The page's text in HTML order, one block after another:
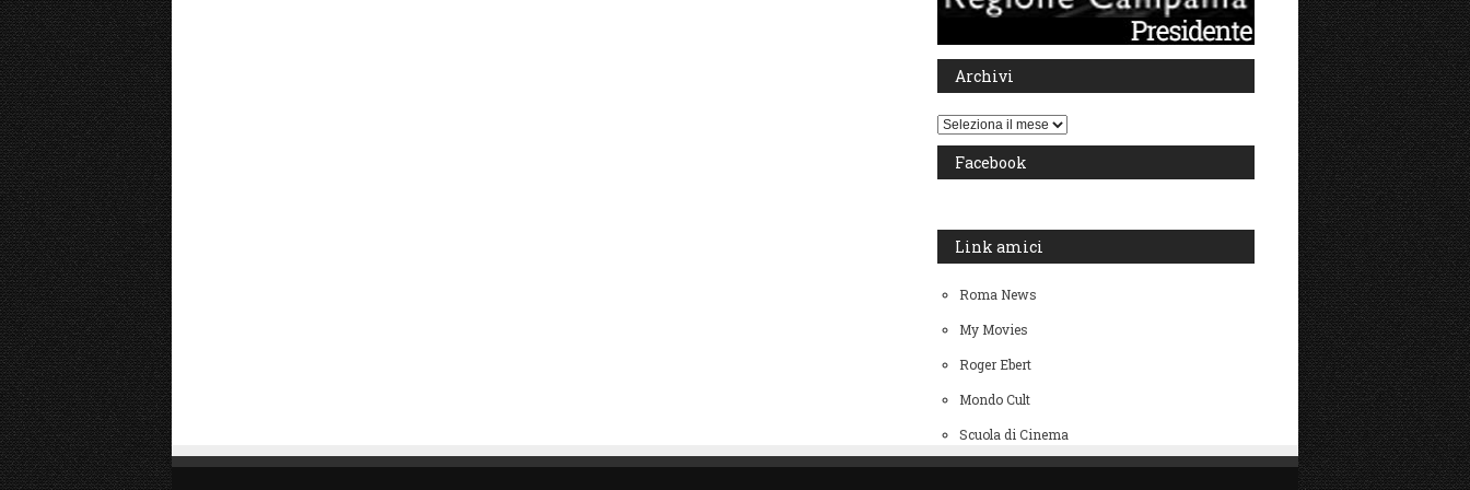
Archivi
Archivi
Facebook
Link amici
Roma News
My Movies
Roger Ebert
Mondo Cult
Scuola di Cinema